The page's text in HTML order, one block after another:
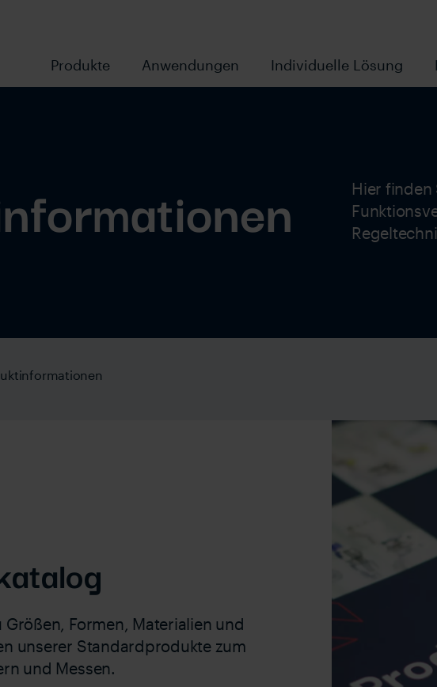
Produkte Anwendungen Individuelle Lösung
Hier finden
Formen, Materialien und
unserer Standardprodukte zum
und Messen.